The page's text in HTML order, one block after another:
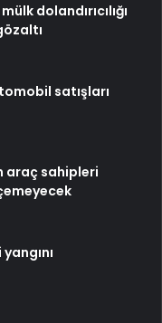
dolandırıcılığı
satışları
araç sahipleri